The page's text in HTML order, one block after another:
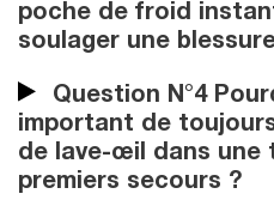
poche de froid
soulager une
Question N°4
important de
de lave-œil dans une
premiers secours ?